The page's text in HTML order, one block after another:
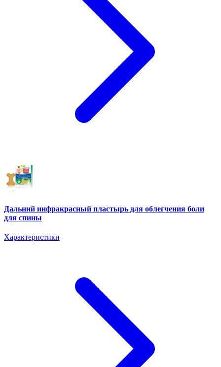
Дальний инфракрасный пластырь для облегчения боли
для спины
Характеристики